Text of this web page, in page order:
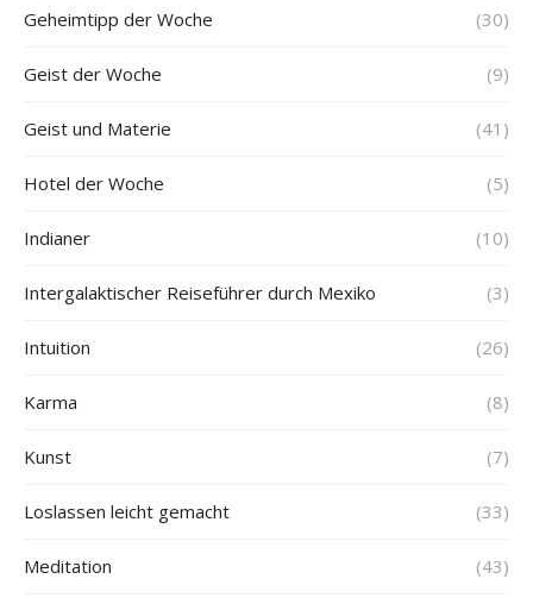
Geheimtipp der Woche (30)
Geist der Woche (9)
Geist und Materie (41)
Hotel der Woche (5)
Indianer (10)
Intergalaktischer Reiseführer durch Mexiko (3)
Intuition (26)
Karma (8)
Kunst (7)
Loslassen leicht gemacht (33)
Meditation (43)